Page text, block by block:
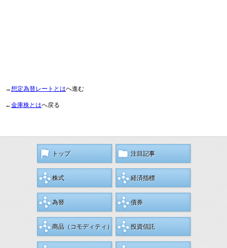
→想定為替レートとはへ進む
←金庫株とはへ戻る
トップ 注目記事
株式 経済指標
為替 債券
商品（コモディティ） 投資信託